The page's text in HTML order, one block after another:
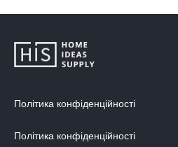
Політика конфіденційності
Політика конфіденційності